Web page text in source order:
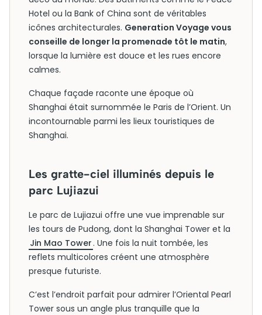
Hotel ou la Bank of China sont de véritables
icônes architecturales. Generation Voyage vous
conseille de longer la promenade tôt le matin,
lorsque la lumière est douce et les rues encore
calmes.
Chaque façade raconte une époque où
Shanghai était surnommée le Paris de l’Orient. Un
incontournable parmi les lieux touristiques de
Shanghai.
Les gratte-ciel illuminés depuis le
parc Lujiazui
Le parc de Lujiazui offre une vue imprenable sur
les tours de Pudong, dont la Shanghai Tower et la
Jin Mao Tower . Une fois la nuit tombée, les
reflets multicolores créent une atmosphère
presque futuriste.
C’est l’endroit parfait pour admirer l’Oriental Pearl
Tower sous un angle plus tranquille que la